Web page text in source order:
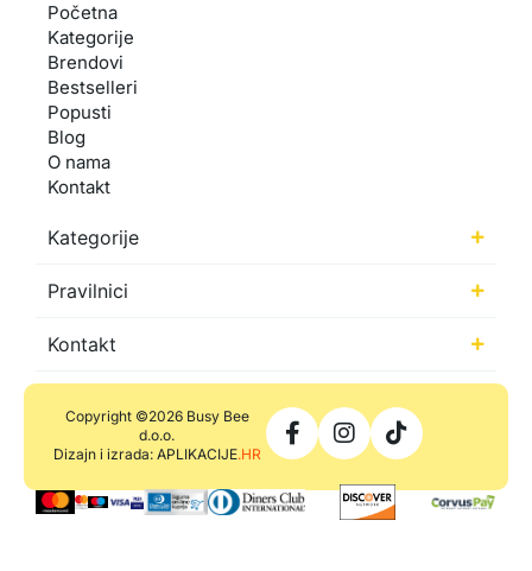
Početna
Kategorije
Brendovi
Bestselleri
Popusti
Blog
O nama
Kontakt
Kategorije
Pravilnici
Kontakt
Copyright ©2026 Busy Bee
d.o.o.
Dizajn i izrada: APLIKACIJE.HR